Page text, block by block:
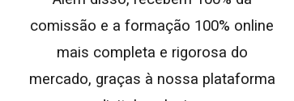
comissão e a formação 100% online
mais completa e rigorosa do
mercado, graças à nossa plataforma